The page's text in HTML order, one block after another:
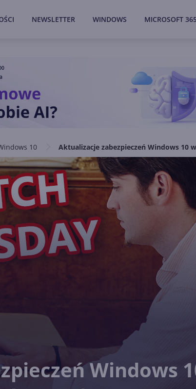
NEWSLETTER WINDOWS MICROSOFT
10 Aktualizacje zabezpieczeń Windows 10
Windows